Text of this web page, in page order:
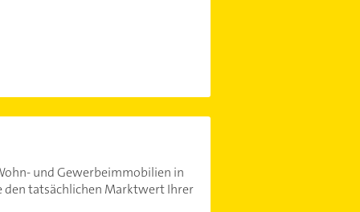
und Gewerbeimmobilien in
den tatsächlichen Marktwert Ihrer